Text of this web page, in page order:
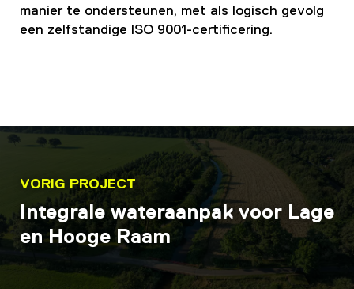
manier te ondersteunen, met als logisch gevolg
een zelfstandige ISO 9001-certificering.
VORIG PROJECT
Integrale wateraanpak voor Lage
en Hooge Raam